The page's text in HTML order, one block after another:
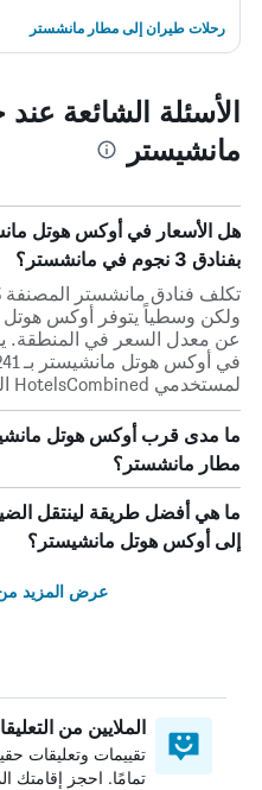
رحلات طيران إلى مطار مانشستر
الأسئلة الشائعة
مانشيستر
هل الأسعار في أوكس هوتل
بفنادق 3 نجوم في مانشستر؟
عن معدل السعر في المنطقة.
لمستخدمي HotelsCombined الذين يخططون لزيارة مانشستر.
ما مدى قرب أوكس هوتل
مطار مانشستر؟
ما هي أفضل طريقة لينتقل
إلى أوكس هوتل مانشيستر؟
عرض المزيد من
الملايين من
تقييمات وتعليقات
تمامًا. احجز إقامتك